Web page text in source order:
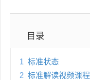
目录
1 标准状态
2 标准解读视频课程